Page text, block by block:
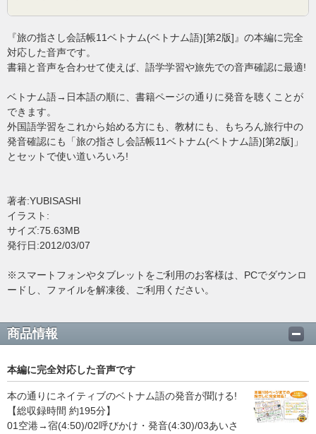
『旅の指さし会話帳11ベトナム(ベトナム語)[第2版]』の本編に完全
対応した音声です。
書籍と音声を合わせて使えば、語学学習や旅先での音声確認に最適!
ベトナム語→日本語の順に、書籍ページの通りに発音を聴くことが
できます。
外国語学習をこれから始める方にも、教材にも、もちろん旅行中の
発音確認にも「旅の指さし会話帳11ベトナム(ベトナム語)[第2版]」
とセットで使い道いろいろ!
著者:YUBISASHI
イラスト:
サイズ:75.63MB
発行日:2012/03/07
※スマートフォンやタブレットをご利用のお客様は、PCでダウンロ
ードし、ファイルを解凍後、ご利用ください。
商品情報
本編に完全対応した音声です
本の通りにネイティブのベトナム語の発音が聞ける!
【総収録時間 約195分】
01空港→宿(4:50)/02呼びかけ・発音(4:30)/03あいさ